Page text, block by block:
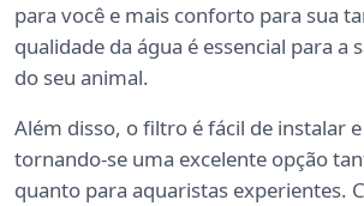
para você e mais conforto para sua
qualidade da água é essencial para a
do seu animal.
Além disso, o filtro é fácil de instalar
tornando-se uma excelente opção
quanto para aquaristas experientes.